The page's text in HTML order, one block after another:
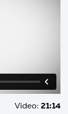
Video: 21:14